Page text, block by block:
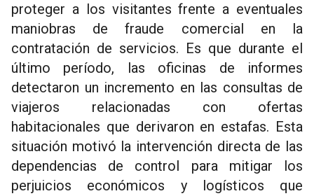
proteger a los visitantes frente a eventuales
maniobras de fraude comercial en la
contratación de servicios. Es que durante el
último período, las oficinas de informes
detectaron un incremento en las consultas de
viajeros relacionadas con ofertas
habitacionales que derivaron en estafas. Esta
situación motivó la intervención directa de las
dependencias de control para mitigar los
perjuicios económicos y logísticos que